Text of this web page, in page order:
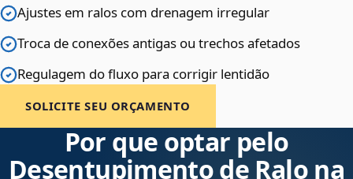
Ajustes em ralos com drenagem irregular
Troca de conexões antigas ou trechos afetados
Regulagem do fluxo para corrigir lentidão
SOLICITE SEU ORÇAMENTO
Por que optar pelo
Desentupimento de Ralo na